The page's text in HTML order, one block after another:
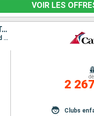
VOIR LES
SAINT-THOMAS, SAINT-MARTIN, ANTIGUA-ET-BARBUDA, ARUBA, ÎLES TURQUES-ET-CAÏQUES, ÉTATS-UNIS
Itinéraire : Baltimore, Saint thomas, Saint-Martin (Philipsburg), St Kitts, Aruba, Willemstad (Curaçao), Grand Turk, Baltimore
2
Clubs